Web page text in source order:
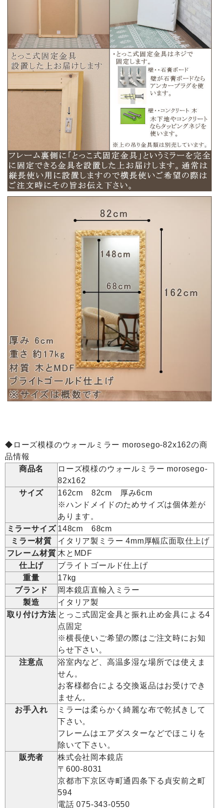
◆ローズ模様のウォールミラー morosego-82x162の商
品情報
商品名
ローズ模様のウォールミラー morosego-
82x162
サイズ
162cm 82cm 厚み6cm
※ハンドメイドのためサイズは個体差が
あります。
ミラーサイズ 148cm 68cm
ミラー材質
イタリア製ミラー 4mm厚幅広面取仕上げ
フレーム材質 木とMDF
仕上げ
ブライトゴールド仕上げ
重量
17kg
ブランド
岡本鏡店直輸入ミラー
製造
イタリア製
取り付け方法 とっこ式固定金具と振れ止め金具による4
点固定
※横長使いご希望の際はご注文時にお知
らせ下さい。
注意点
浴室内など、高温多湿な場所では使えま
せん。
お客様都合による交換返品はお受けでき
ません。
お手入れ
ミラーは柔らかく綺麗な布で乾拭きして
下さい。
フレームはエアダスターなどでほこりを
除いて下さい。
販売者
株式会社岡本鏡店
〒600-8031
京都市下京区寺町通四条下る貞安前之町
594
電話 075-343-0550